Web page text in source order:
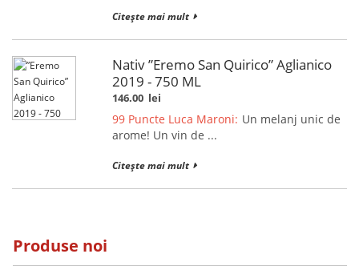
Citește mai mult
Nativ ”Eremo San Quirico” Aglianico
2019 - 750 ML
146.00 lei
99 Puncte Luca Maroni: Un melanj unic de
arome! Un vin de ...
Citește mai mult
Produse noi